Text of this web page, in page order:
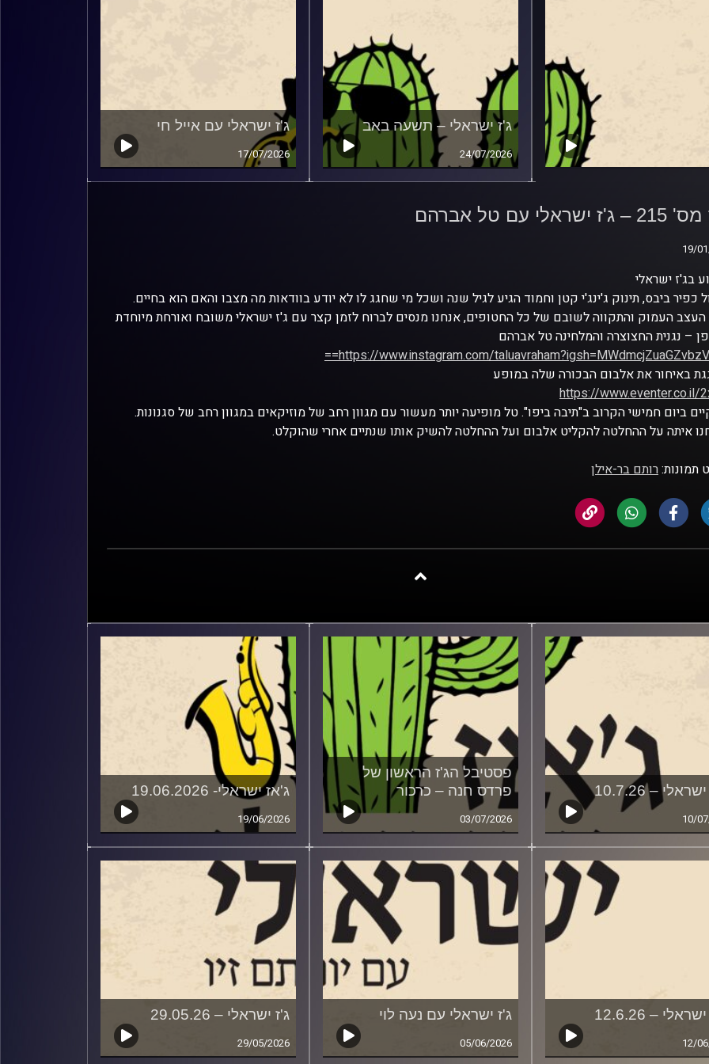
ג'ז ישראלי – תשעה באב
24/07/2026
ג'ז ישראלי עם אייל חי
17/07/2026
עם טל אברהם
19/
בג'ז ישראלי
כפיר ביבס, תינוק ג'ינג'י קטן וחמוד הגיע לגיל שנה ושכל מי שחגג לו לא יודע בוודאות מה מצבו והאם הוא בחיים.
העצב העמוק והתקווה לשובם של כל החטופים, אנחנו מנסים לברוח לזמן קצר עם ג'ז ישראלי משובח ואורחת מיוחדת
– נגנית החצוצרה והמלחינה טל אברהם
https://www.instagram.com/
באיחור את אלבום הבכורה שלה במופע
https://www.eventer.co.il/
ביום חמישי הקרוב ב"תיבה ביפו". טל מופיעה יותר מעשור עם מגוון רחב של מוזיקאים במגוון רחב של סגנונות.
איתה על ההחלטה להקליט אלבום ועל ההחלטה להשיק אותו שנתיים אחרי שהוקלט.
תמונות:רותם בר-אילן
– 10.7.26
10/
פסטיבל הג'ז הראשון של
פרדס חנה – כרכור
03/07/2026
ג'אז ישראלי- 19.06.2026
19/06/2026
– 12.6.26
12/
ג'ז ישראלי עם נעה לוי
05/06/2026
ג'ז ישראלי – 29.05.26
29/05/2026